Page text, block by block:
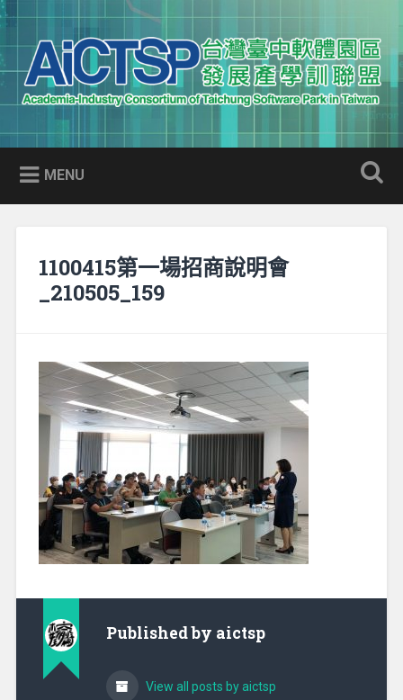
Skip
to
content
Search
AICTSP 台灣臺中軟體園區發展
產學訓聯盟
Academia-Industry Consortium of Taichung Software Park
in Taiwan
MENU
1100415第一場招商說明會
_210505_159
Published by aictsp
View all posts by aictsp